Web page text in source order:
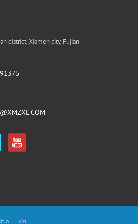
district, Xiamen city, Fujian
xml